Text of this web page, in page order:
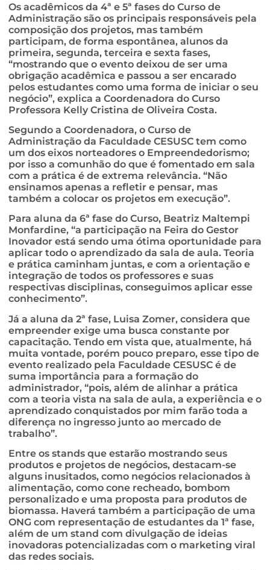
Os acadêmicos da 4ª e 5ª fases do Curso de
Administração são os principais responsáveis pela
composição dos projetos, mas também
participam, de forma espontânea, alunos da
primeira, segunda, terceira e sexta fases,
“mostrando que o evento deixou de ser uma
obrigação acadêmica e passou a ser encarado
pelos estudantes como uma forma de iniciar o seu
negócio”, explica a Coordenadora do Curso
Professora Kelly Cristina de Oliveira Costa.
Segundo a Coordenadora, o Curso de
Administração da Faculdade CESUSC tem como
um dos eixos norteadores o Empreendedorismo;
por isso a comunhão do que é fomentado em sala
com a prática é de extrema relevância. “Não
ensinamos apenas a refletir e pensar, mas
também a colocar os projetos em execução”.
Para aluna da 6ª fase do Curso, Beatriz Maltempi
Monfardine, “a participação na Feira do Gestor
Inovador está sendo uma ótima oportunidade para
aplicar todo o aprendizado da sala de aula. Teoria
e prática caminham juntas, e com a orientação e
integração de todos os professores e suas
respectivas disciplinas, conseguimos aplicar esse
conhecimento”.
Já a aluna da 2ª fase, Luisa Zomer, considera que
empreender exige uma busca constante por
capacitação. Tendo em vista que, atualmente, há
muita vontade, porém pouco preparo, esse tipo de
evento realizado pela Faculdade CESUSC é de
suma importância para a formação do
administrador, “pois, além de alinhar a prática
com a teoria vista na sala de aula, a experiência e o
aprendizado conquistados por mim farão toda a
diferença no ingresso junto ao mercado de
trabalho”.
Entre os stands que estarão mostrando seus
produtos e projetos de negócios, destacam-se
alguns inusitados, como negócios relacionados à
alimentação, como cone recheado, bombom
personalizado e uma proposta para produtos de
biomassa. Haverá também a participação de uma
ONG com representação de estudantes da 1ª fase,
além de um stand com divulgação de ideias
inovadoras potencializadas com o marketing viral
das redes sociais.